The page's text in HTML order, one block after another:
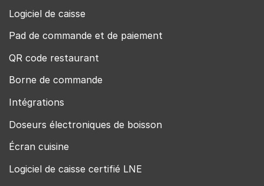
Logiciel de caisse
Pad de commande et de paiement
QR code restaurant
Borne de commande
Intégrations
Doseurs électroniques de boisson
Écran cuisine
Logiciel de caisse certifié LNE